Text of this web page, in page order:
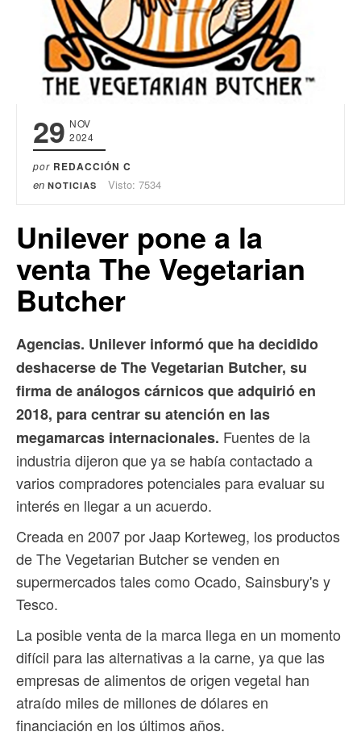
29 NOV
2024
por REDACCIÓN C
en NOTICIAS Visto: 7534
Unilever pone a la
venta The Vegetarian
Butcher
Agencias. Unilever informó que ha decidido
deshacerse de The Vegetarian Butcher, su
firma de análogos cárnicos que adquirió en
2018, para centrar su atención en las
megamarcas internacionales. Fuentes de la
industria dijeron que ya se había contactado a
varios compradores potenciales para evaluar su
interés en llegar a un acuerdo.
Creada en 2007 por Jaap Korteweg, los productos
de The Vegetarian Butcher se venden en
supermercados tales como Ocado, Sainsbury's y
Tesco.
La posible venta de la marca llega en un momento
difícil para las alternativas a la carne, ya que las
empresas de alimentos de origen vegetal han
atraído miles de millones de dólares en
financiación en los últimos años.